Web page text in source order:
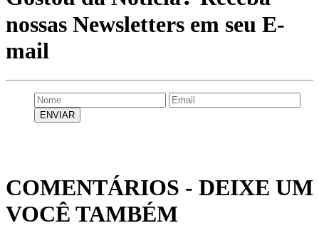
nossas Newsletters em seu E-
mail
COMENTÁRIOS - DEIXE UM
VOCÊ TAMBÉM